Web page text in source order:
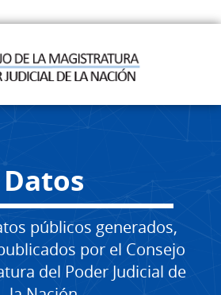
Datos
públicos generados,
por el Consejo
del Poder Judicial de